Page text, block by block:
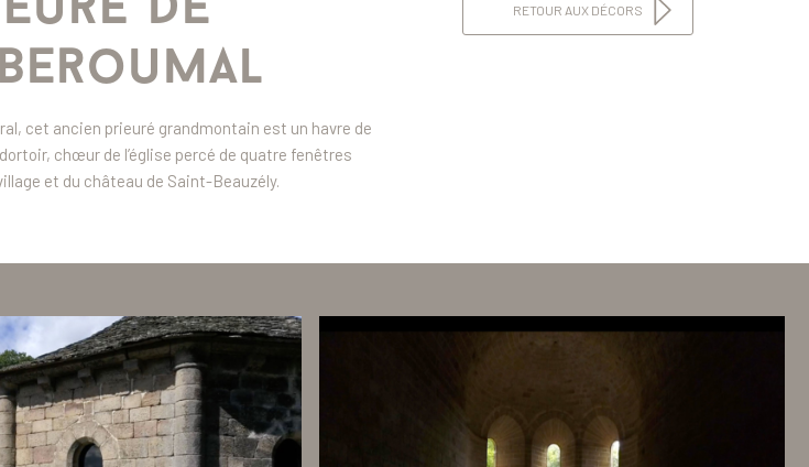
de
cet ancien prieuré grandmontain est un havre de
chœur de l’église percé de quatre fenêtres
et du château de Saint-Beauzély.
RETOUR AUX DÉCORS